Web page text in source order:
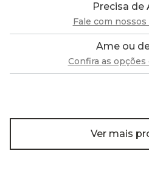
Precisa de
Fale com
Ame ou
Confira as opções
Ver mais